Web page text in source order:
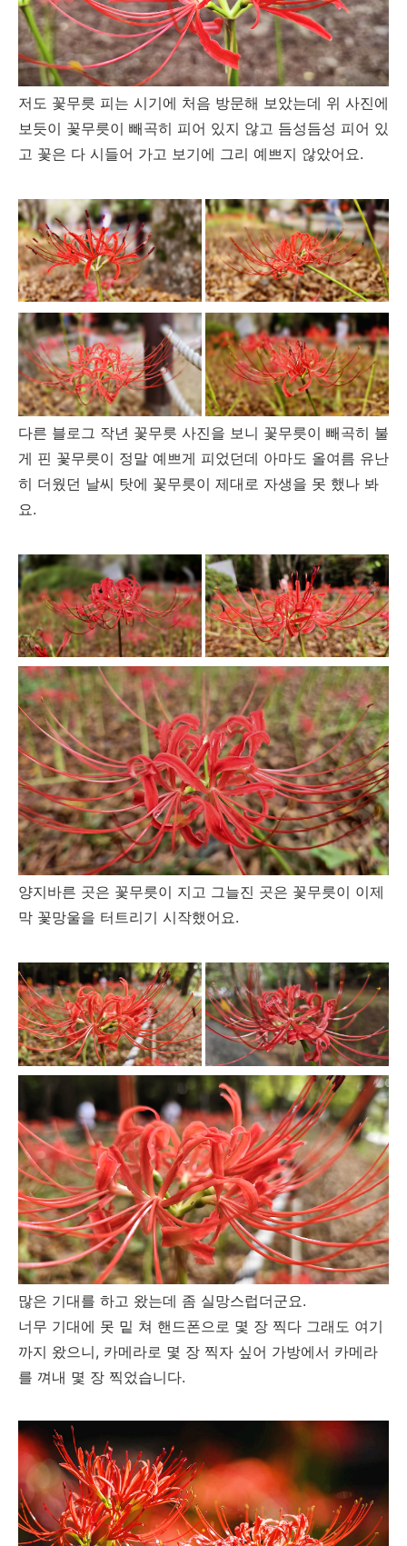
저도 꽃무릇 피는 시기에 처음 방문해 보았는데 위 사진에
보듯이 꽃무릇이 빼곡히 피어 있지 않고 듬성듬성 피어 있
고 꽃은 다 시들어 가고 보기에 그리 예쁘지 않았어요.
다른 블로그 작년 꽃무릇 사진을 보니 꽃무릇이 빼곡히 불
게 핀 꽃무릇이 정말 예쁘게 피었던데 아마도 올여름 유난
히 더웠던 날씨 탓에 꽃무릇이 제대로 자생을 못 했나 봐
요.
양지바른 곳은 꽃무릇이 지고 그늘진 곳은 꽃무릇이 이제
막 꽃망울을 터트리기 시작했어요.
많은 기대를 하고 왔는데 좀 실망스럽더군요.
너무 기대에 못 밑 쳐 핸드폰으로 몇 장 찍다 그래도 여기
까지 왔으니, 카메라로 몇 장 찍자 싶어 가방에서 카메라
를 껴내 몇 장 찍었습니다.